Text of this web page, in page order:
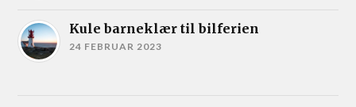
Kule barneklær til bilferien
24 FEBRUAR 2023